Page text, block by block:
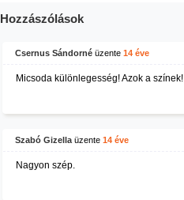
Hozzászólások
Csernus Sándornéüzente 14 éve
Micsoda különlegesség! Azok a színek!
Szabó Gizellaüzente 14 éve
Nagyon szép.